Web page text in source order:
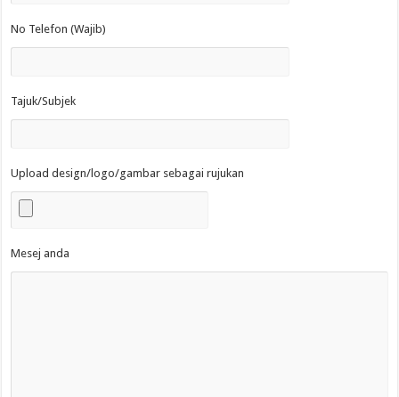
No Telefon (Wajib)
Tajuk/Subjek
Upload design/logo/gambar sebagai rujukan
Mesej anda